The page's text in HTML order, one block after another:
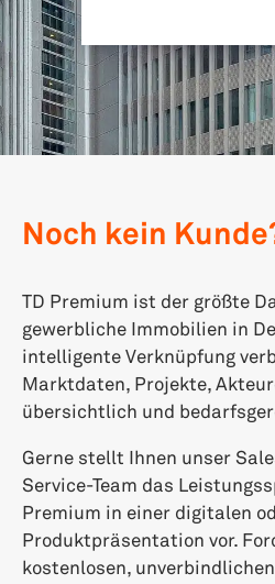
Noch kein
TD Premium ist der größte
gewerbliche Immobilien in
intelligente Verknüpfung
Marktdaten, Projekte,
übersichtlich und
Gerne stellt Ihnen unser
Service-Team das
Premium in einer digitalen
Produktpräsentation vor.
kostenlosen,